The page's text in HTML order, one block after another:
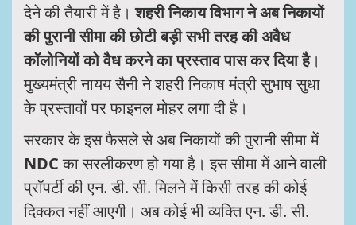
देने की तैयारी में है।शहरी निकाय विभाग ने अब निकायों
की पुरानी सीमा की छोटी बड़ी सभी तरह की अवैध
कॉलोनियों को वैध करने का प्रस्ताव पास कर दिया है।
मुख्यमंत्री नायय सैनी ने शहरी निकाष मंत्री सुभाष सुधा
के प्रस्तावों पर फाइनल मोहर लगा दी है।
सरकार के इस फैसले से अब निकायों की पुरानी सीमा में
NDCका सरलीकरण हो गया है। इस सीमा में आने वाली
प्रॉपर्टी की एन. डी. सी. मिलने में किसी तरह की कोई
दिक्कत नहीं आएगी। अब कोई भी व्यक्ति एन. डी. सी.